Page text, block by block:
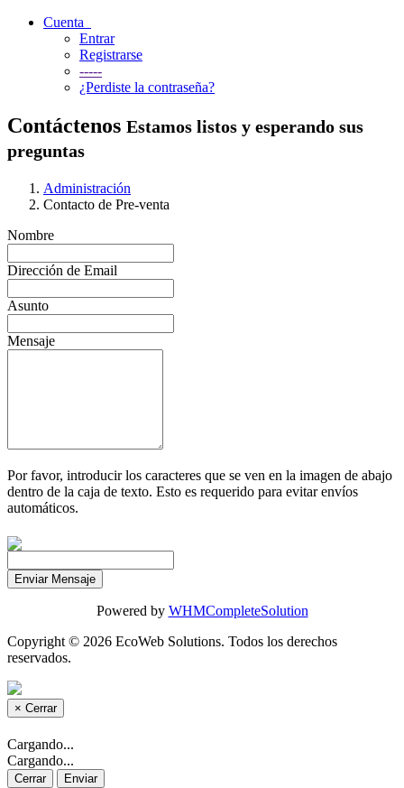
Cuenta
Entrar
Registrarse
-----
¿Perdiste la contraseña?
Contáctenos Estamos listos y esperando sus
preguntas
Administración
Contacto de Pre-venta
Nombre
Dirección de Email
Asunto
Mensaje
Por favor, introducir los caracteres que se ven en la imagen de abajo
dentro de la caja de texto. Esto es requerido para evitar envíos
automáticos.
Enviar Mensaje
Powered by WHMCompleteSolution
Copyright © 2026 EcoWeb Solutions. Todos los derechos
reservados.
× Cerrar
Cargando...
Cargando...
Cerrar Enviar